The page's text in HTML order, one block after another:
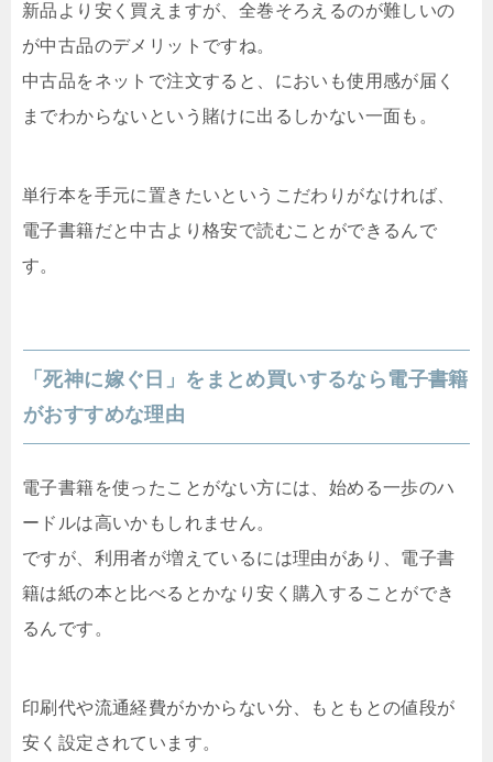
新品より安く買えますが、全巻そろえるのが難しいの
が中古品のデメリットですね。
中古品をネットで注文すると、においも使用感が届く
までわからないという賭けに出るしかない一面も。
単行本を手元に置きたいというこだわりがなければ、
電子書籍だと中古より格安で読むことができるんで
す。
「死神に嫁ぐ日」をまとめ買いするなら電子書籍
がおすすめな理由
電子書籍を使ったことがない方には、始める一歩のハ
ードルは高いかもしれません。
ですが、利用者が増えているには理由があり、電子書
籍は紙の本と比べるとかなり安く購入することができ
るんです。
印刷代や流通経費がかからない分、もともとの値段が
安く設定されています。